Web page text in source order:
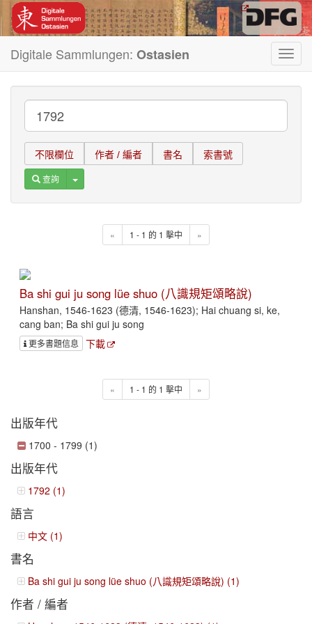
Digitale Sammlungen: Ostasien
不限欄位 作者 / 編者 書名 索書號
查詢 Toggle Dropdown
« 1 - 1 的 1 擊中 »
Ba shi gui ju song lüe shuo (八識規矩頌略說)
Hanshan, 1546-1623 (德清, 1546-1623); Hai chuang si, ke,
cang ban; Ba shi gui ju song
更多書題信息 下載
« 1 - 1 的 1 擊中 »
出版年代
1700 - 1799 (1)
出版年代
1792 (1)
語言
中文 (1)
書名
Ba shi gui ju song lüe shuo (八識規矩頌略說) (1)
作者 / 編者